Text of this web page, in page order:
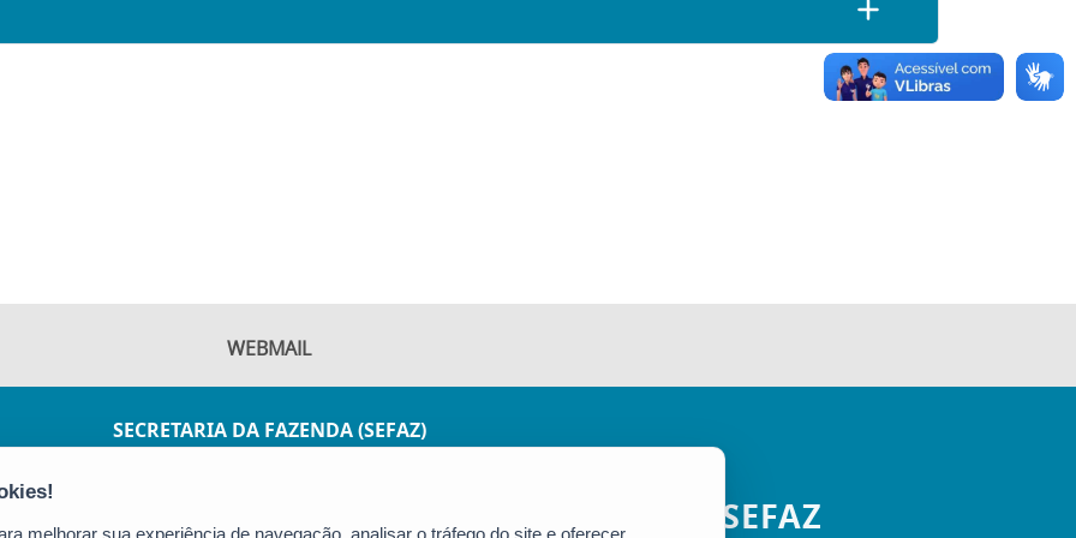
WEBMAIL
SECRETARIA DA FAZENDA (SEFAZ)
SEFAZ
melhorar sua experiência de navegação, analisar o tráfego do site e oferecer